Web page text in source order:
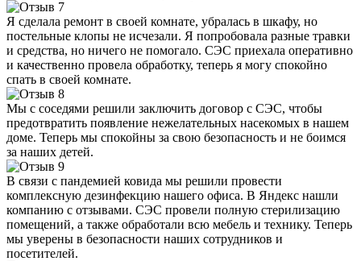
Я сделала ремонт в своей комнате, убралась в шкафу, но
постельные клопы не исчезали. Я попробовала разные травки
и средства, но ничего не помогало. СЭС приехала оперативно
и качественно провела обработку, теперь я могу спокойно
спать в своей комнате.
Мы с соседями решили заключить договор с СЭС, чтобы
предотвратить появление нежелательных насекомых в нашем
доме. Теперь мы спокойны за свою безопасность и не боимся
за наших детей.
В связи с пандемией ковида мы решили провести
комплексную дезинфекцию нашего офиса. В Яндекс нашли
компанию с отзывами. СЭС провели полную стерилизацию
помещений, а также обработали всю мебель и технику. Теперь
мы уверены в безопасности наших сотрудников и
посетителей.